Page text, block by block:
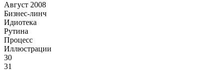
Август 2008
Бизнес-линч
Идиотека
Рутина
Процесс
Иллюстрации
30
31